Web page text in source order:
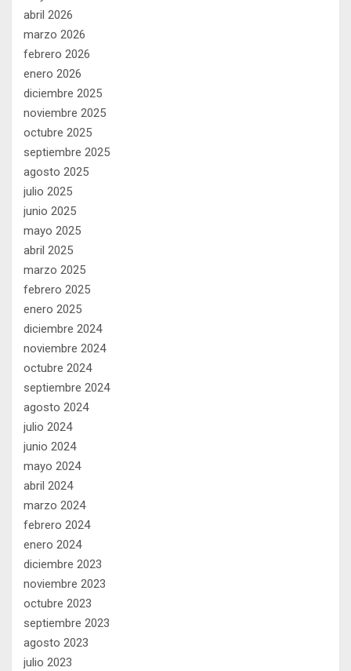
abril 2026
marzo 2026
febrero 2026
enero 2026
diciembre 2025
noviembre 2025
octubre 2025
septiembre 2025
agosto 2025
julio 2025
junio 2025
mayo 2025
abril 2025
marzo 2025
febrero 2025
enero 2025
diciembre 2024
noviembre 2024
octubre 2024
septiembre 2024
agosto 2024
julio 2024
junio 2024
mayo 2024
abril 2024
marzo 2024
febrero 2024
enero 2024
diciembre 2023
noviembre 2023
octubre 2023
septiembre 2023
agosto 2023
julio 2023